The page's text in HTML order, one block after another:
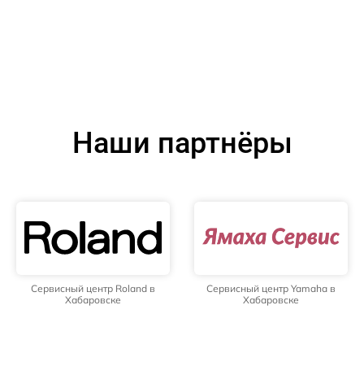
Наши партнёры
Сервисный центр Roland в
Хабаровске
Сервисный центр Yamaha в
Хабаровске